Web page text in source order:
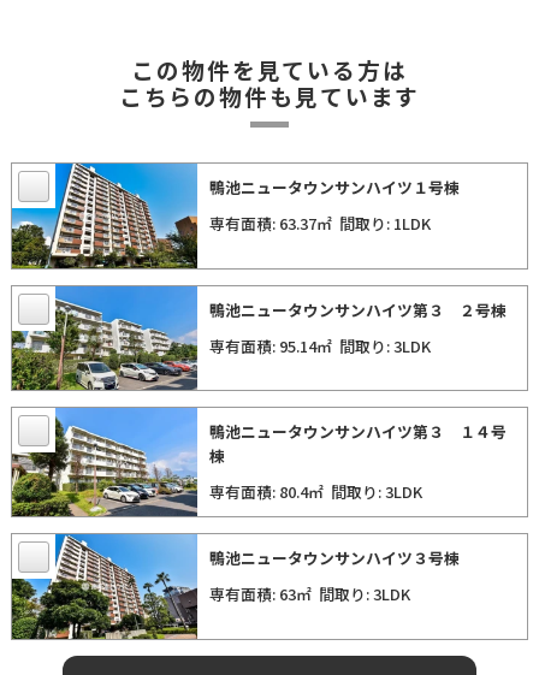
この物件を見ている方は
こちらの物件も見ています
鴨池ニュータウンサンハイツ１号棟
専有面積: 63.37㎡ 間取り: 1LDK
鴨池ニュータウンサンハイツ第３ ２号棟
専有面積: 95.14㎡ 間取り: 3LDK
鴨池ニュータウンサンハイツ第３ １４号
棟
専有面積: 80.4㎡ 間取り: 3LDK
鴨池ニュータウンサンハイツ３号棟
専有面積: 63㎡ 間取り: 3LDK